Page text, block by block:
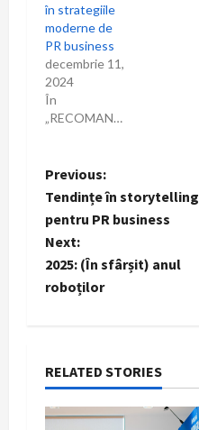
în strategiile
moderne de
PR business
decembrie 11,
2024
În
„RECOMANDARI”
P
o
s
t
a
v
Previous:
Tendințe în storytelling
pentru PR business
Next:
2025: (În sfârșit) anul
roboților
RELATED STORIES